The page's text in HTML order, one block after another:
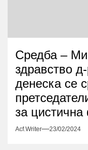
Средба –
здравство
денеска се
за
Acf.writer 23/02/2024